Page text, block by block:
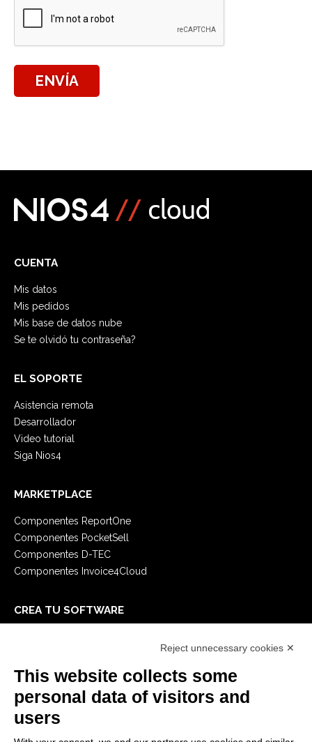
ENVÍA
CUENTA
Mis datos
Mis pedidos
Mis base de datos nube
Se te olvidó tu contraseña?
EL SOPORTE
Asistencia remota
Desarrollador
Video tutorial
Siga Nios4
MARKETPLACE
Componentes ReportOne
Componentes PocketSell
Componentes D-TEC
Componentes Invoice4Cloud
CREA TU SOFTWARE
E-Book
LEGALES
Reject unnecessary cookies ✕
This website collects some
personal data of visitors and
users